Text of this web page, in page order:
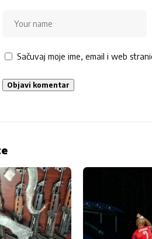
Sačuvaj moje ime, email i web